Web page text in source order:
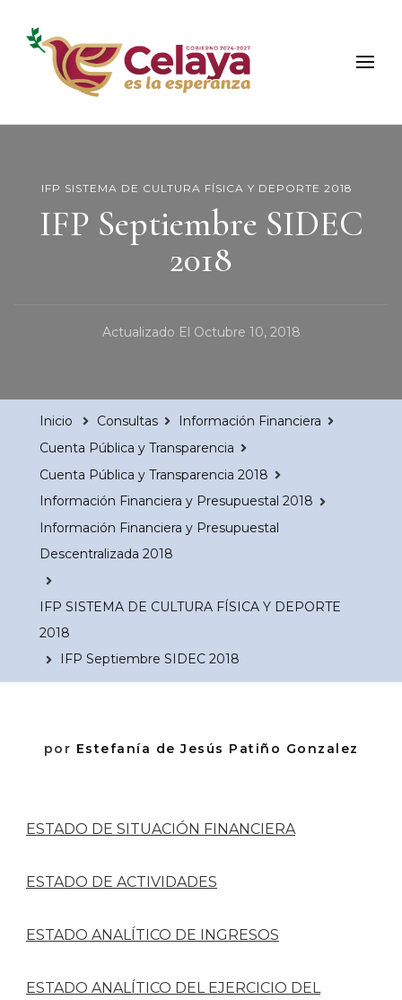
Municipio de Celaya
Portal Oficial del Municipio de Celaya
IFP SISTEMA DE CULTURA FÍSICA Y DEPORTE 2018
IFP Septiembre SIDEC
2018
Actualizado El Octubre 10, 2018
Inicio Consultas
Información Financiera
Cuenta Pública y Transparencia
Cuenta Pública y Transparencia 2018
Información Financiera y Presupuestal 2018
Información Financiera y Presupuestal
Descentralizada 2018
IFP SISTEMA DE CULTURA FÍSICA Y DEPORTE
2018
IFP Septiembre SIDEC 2018
por Estefanía de Jesús Patiño Gonzalez
ESTADO DE SITUACIÓN FINANCIERA
ESTADO DE ACTIVIDADES
ESTADO ANALÍTICO DE INGRESOS
ESTADO ANALÍTICO DEL EJERCICIO DEL